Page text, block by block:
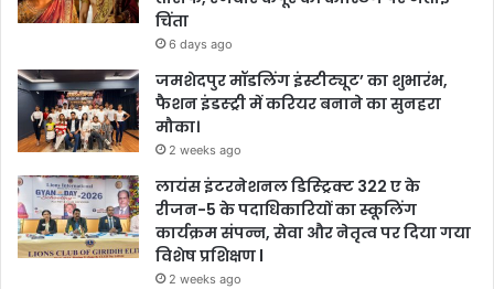
चिंता
6 days ago
जमशेदपुर मॉडलिंग इंस्टीट्यूट’ का शुभारंभ,
फैशन इंडस्ट्री में करियर बनाने का सुनहरा
मौका।
2 weeks ago
लायंस इंटरनेशनल डिस्ट्रिक्ट 322 ए के
रीजन-5 के पदाधिकारियों का स्कूलिंग
कार्यक्रम संपन्न, सेवा और नेतृत्व पर दिया गया
विशेष प्रशिक्षण l
2 weeks ago